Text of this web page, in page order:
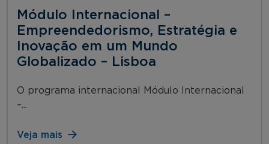
Módulo Internacional –
Empreendedorismo, Estratégia e
Inovação em um Mundo
Globalizado – Lisboa
O programa internacional Módulo Internacional
–...
Veja mais